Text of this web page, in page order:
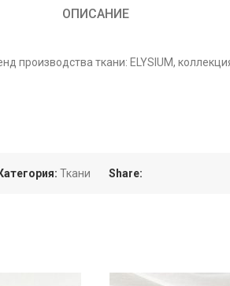
ОПИСАНИЕ
производства ткани: ELYSIUM,
Категория: Ткани Share: